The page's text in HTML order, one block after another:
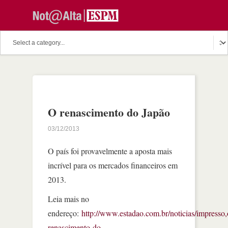
O renascimento do Japão
03/12/2013
O país foi provavelmente a aposta mais
incrível para os mercados financeiros em
2013.
Leia mais no
endereço: http://www.estadao.com.br/noticias/